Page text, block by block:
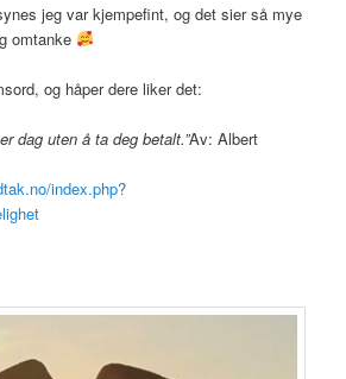
jeg var kjempefint, og det sier så mye
omtanke
og håper dere liker det:
dag uten å ta deg betalt.”Av: Albert
index.php?